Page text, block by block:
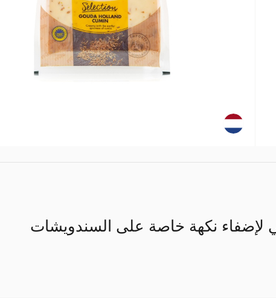
لإضفاء نكهة خاصة على السندويشات